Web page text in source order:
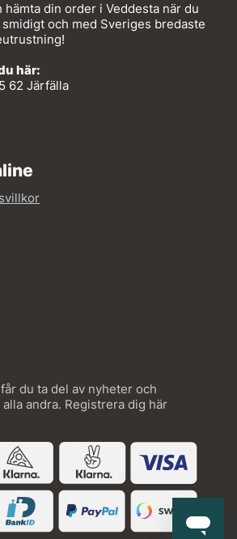
hämta din order i Veddesta när du
och med Sveriges bredaste
här:
62 Järfälla
du ta del av nyheter och
andra. Registrera dig här